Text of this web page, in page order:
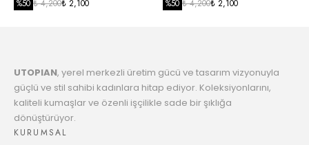
8
Taksit
1296.14 TL
SİYAH
%50 ₺ 4,200₺ 2,100
%50 ₺ 4,200₺ 2,100
UTOPIAN, yerel merkezli üretim gücü ve tasarım vizyonuyla
güçlü ve stil sahibi kadınlara hitap ediyor. Koleksiyonlarını,
kaliteli kumaşlar ve özenli işçilikle sade bir şıklığa
dönüştürüyor.
KURUMSAL